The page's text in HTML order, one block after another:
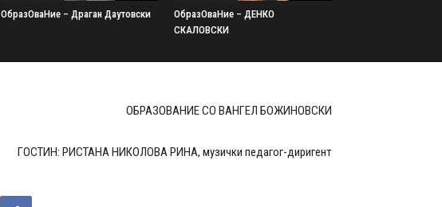
ОбразОваНие – ДЕНКО
СКАЛОВСКИ
ОбразОваНие – Драган Даутовски
ОБРАЗОВАНИЕ СО ВАНГЕЛ БОЖИНОВСКИ
ГОСТИН: РИСТАНА НИКОЛОВА РИНА, музички педагог-диригент